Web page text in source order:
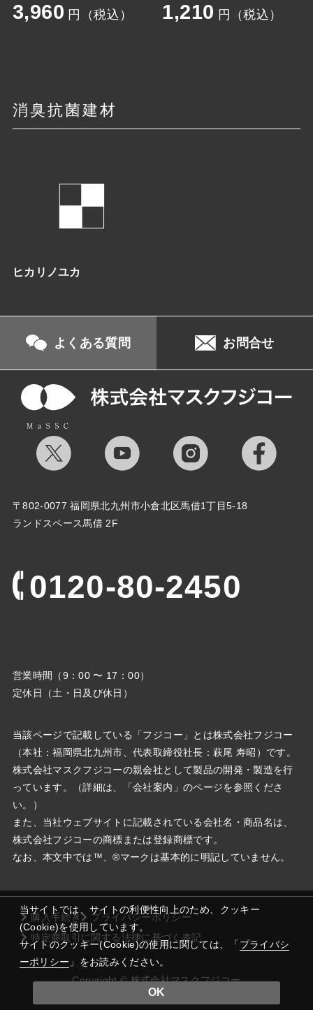
当サイトでは、サイトの利便性向上のため、クッキー
(Cookie)を使用しています。
サイトのクッキー(Cookie)の使用に関しては、「 プライバシ
ーポリシー 」をお読みください。
OK
3,960 円（税込） 1,210 円（税込）
消臭抗菌建材
ヒカリノユカ
よくある質問 お問合せ
〒802-0077 福岡県北九州市小倉北区馬借1丁目5-18
ランドスペース馬借 2F
営業時間（9：00 〜 17：00）
定休日（土・日及び休日）
0120-80-2450
当該ページで記載している「フジコー」とは株式会社フジコー
（本社：福岡県北九州市、代表取締役社⻑：萩尾 寿昭）です。
株式会社マスクフジコーの親会社として製品の開発・製造を行
っています。（詳細は、「会社案内」のページを参照くださ
い。）
また、当社ウェブサイトに記載されている会社名・商品名は、
株式会社フジコーの商標または登録商標です。
なお、本文中では™、®マークは基本的に明記していません。
購入手続き
プライバシーポリシー
特定商取引に関する法律に基づく表記
Copyright ©️ 株式会社マスクフジコー